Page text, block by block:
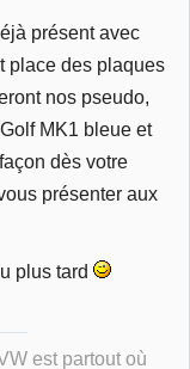
présent avec
place des plaques
nos pseudo,
MK1 bleue et
dès votre
présenter aux
plus tard
est partout où